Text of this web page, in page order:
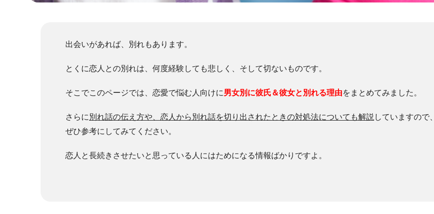
出会いがあれば、別れもあります。
とくに恋人との別れは、何度経験しても悲しく、そして切ないものです。
そこでこのページでは、恋愛で悩む人向けに男女別に彼氏＆彼女と別れる理由をまとめてみました。
さらに 別れ話の伝え方や、恋人から別れ話を切り出されたときの対処法についても解説 していますので、
ぜひ参考にしてみてください。
恋人と長続きさせたいと思っている人にはためになる情報ばかりですよ。